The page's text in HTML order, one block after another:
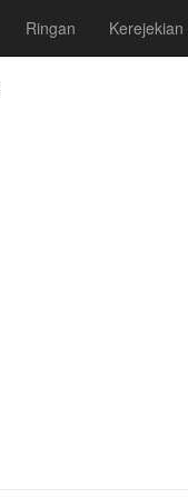
Ringan Kerejekian